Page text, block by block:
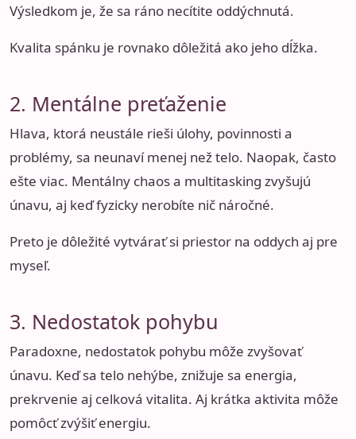
Výsledkom je, že sa ráno necítite oddýchnutá.
Kvalita spánku je rovnako dôležitá ako jeho dĺžka.
2. Mentálne preťaženie
Hlava, ktorá neustále rieši úlohy, povinnosti a
problémy, sa neunaví menej než telo. Naopak, často
ešte viac. Mentálny chaos a multitasking zvyšujú
únavu, aj keď fyzicky nerobíte nič náročné.
Preto je dôležité vytvárať si priestor na oddych aj pre
myseľ.
3. Nedostatok pohybu
Paradoxne, nedostatok pohybu môže zvyšovať
únavu. Keď sa telo nehýbe, znižuje sa energia,
prekrvenie aj celková vitalita. Aj krátka aktivita môže
pomôcť zvýšiť energiu.